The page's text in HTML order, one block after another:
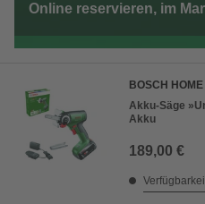
Online reservieren, im
BOSCH
Akku-Säge
Akku
189,00 €